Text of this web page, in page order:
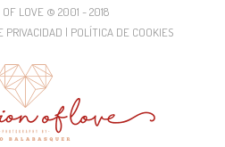
OF LOVE © 2001 - 2018
PRIVACIDAD | POLÍTICA DE COOKIES